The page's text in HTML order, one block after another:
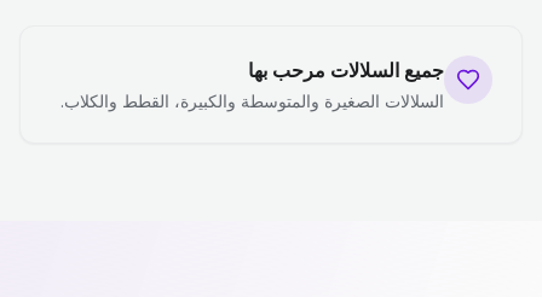
جميع السلالات مرحب بها
السلالات الصغيرة والمتوسطة والكبيرة، القطط والكلاب.